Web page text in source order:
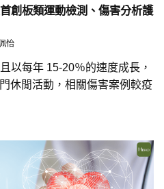
創板類運動檢測、傷害分析護
怡
以每年 15-20％的速度成長，
休閒活動，相關傷害案例較疫